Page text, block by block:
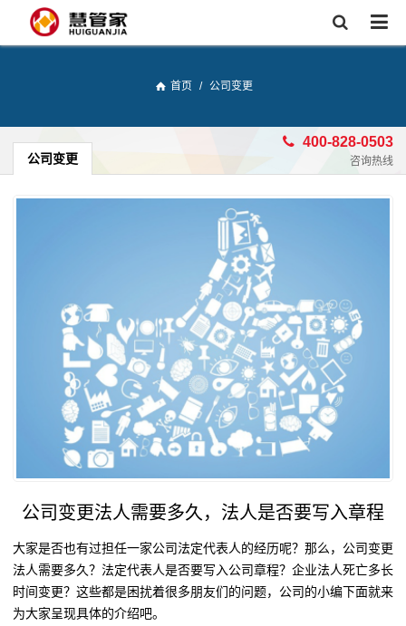
首页 / 公司变更
公司变更
400-828-0503
咨询热线
公司变更法人需要多久，法人是否要写入章程
大家是否也有过担任一家公司法定代表人的经历呢？那么，公司变更
法人需要多久？法定代表人是否要写入公司章程？企业法人死亡多长
时间变更？这些都是困扰着很多朋友们的问题，公司的小编下面就来
为大家呈现具体的介绍吧。